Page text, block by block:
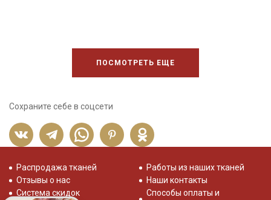
ПОСМОТРЕТЬ ЕЩЕ
Сохраните себе в соцсети
Распродажа тканей
Отзывы о нас
Система скидок
Работы из наших тканей
Наши контакты
Способы оплаты и